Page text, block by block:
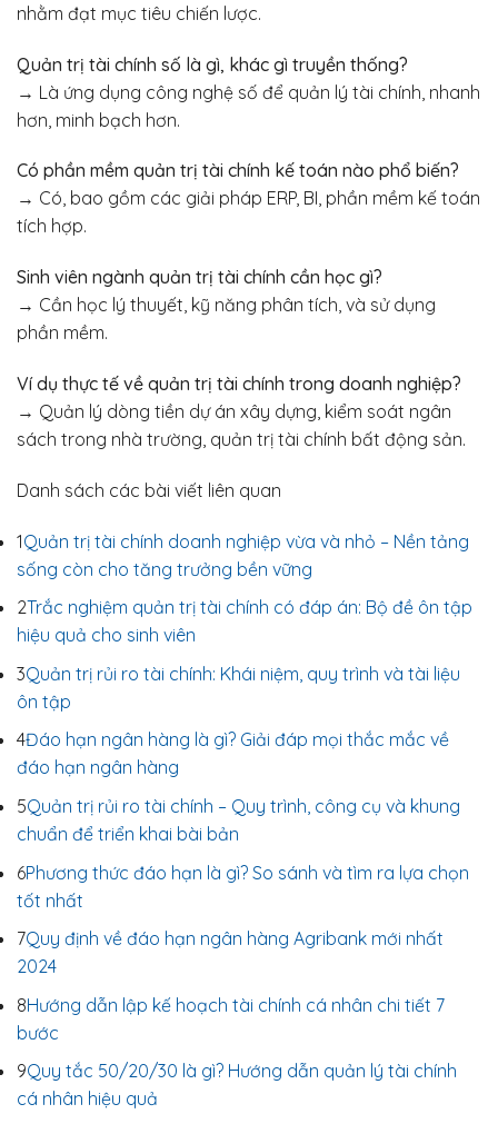
nhằm đạt mục tiêu chiến lược.
Quản trị tài chính số là gì, khác gì truyền thống?
→ Là ứng dụng công nghệ số để quản lý tài chính, nhanh
hơn, minh bạch hơn.
Có phần mềm quản trị tài chính kế toán nào phổ biến?
→ Có, bao gồm các giải pháp ERP, BI, phần mềm kế toán
tích hợp.
Sinh viên ngành quản trị tài chính cần học gì?
→ Cần học lý thuyết, kỹ năng phân tích, và sử dụng
phần mềm.
Ví dụ thực tế về quản trị tài chính trong doanh nghiệp?
→ Quản lý dòng tiền dự án xây dựng, kiểm soát ngân
sách trong nhà trường, quản trị tài chính bất động sản.
Danh sách các bài viết liên quan
1Quản trị tài chính doanh nghiệp vừa và nhỏ – Nền tảng
sống còn cho tăng trưởng bền vững
2Trắc nghiệm quản trị tài chính có đáp án: Bộ đề ôn tập
hiệu quả cho sinh viên
3Quản trị rủi ro tài chính: Khái niệm, quy trình và tài liệu
ôn tập
4Đáo hạn ngân hàng là gì? Giải đáp mọi thắc mắc về
đáo hạn ngân hàng
5Quản trị rủi ro tài chính – Quy trình, công cụ và khung
chuẩn để triển khai bài bản
6Phương thức đáo hạn là gì? So sánh và tìm ra lựa chọn
tốt nhất
7Quy định về đáo hạn ngân hàng Agribank mới nhất
2024
8Hướng dẫn lập kế hoạch tài chính cá nhân chi tiết 7
bước
9Quy tắc 50/20/30 là gì? Hướng dẫn quản lý tài chính
cá nhân hiệu quả